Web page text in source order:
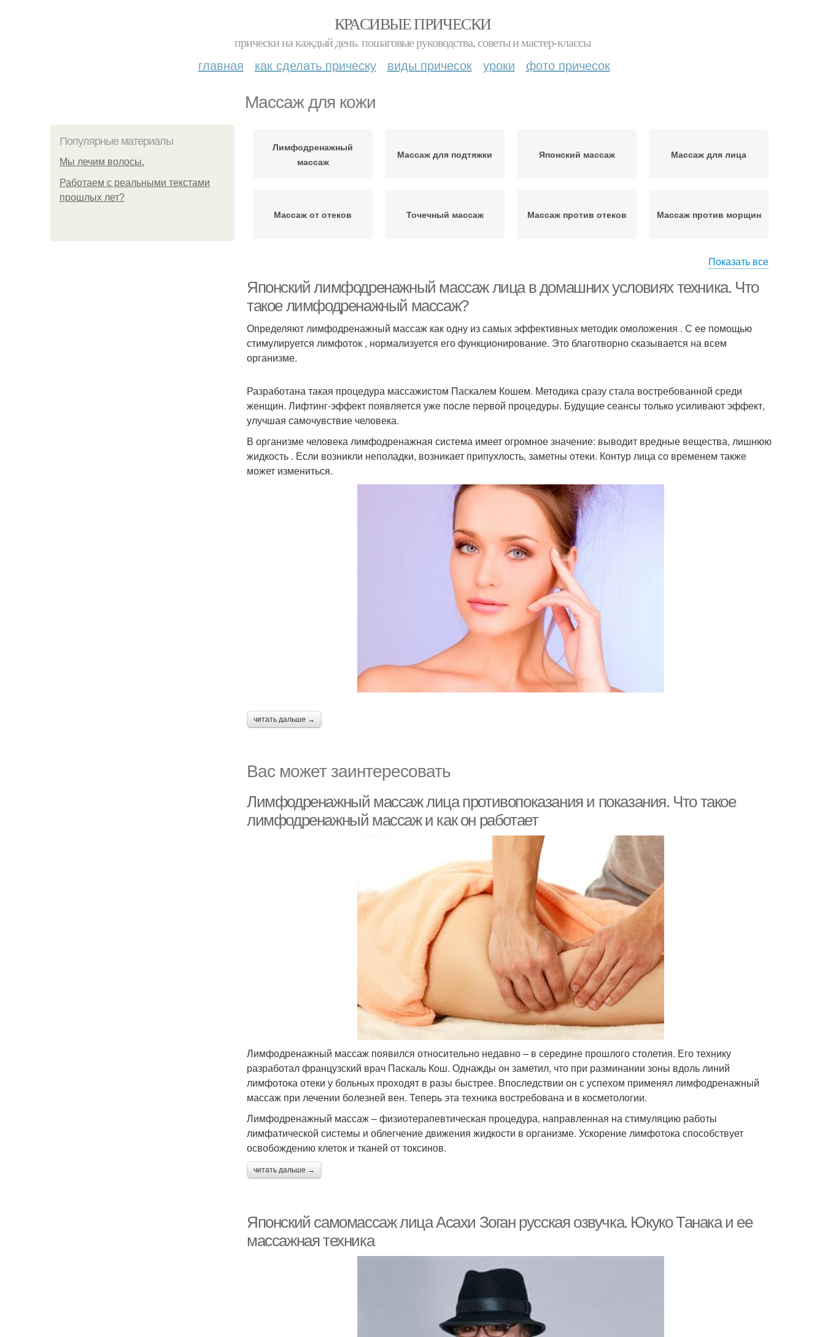
КРАСИВЫЕ ПРИЧЕСКИ
прически на каждый день. пошаговые руководства, советы и мастер-классы
главная как сделать прическу виды причесок уроки фото причесок
Массаж для кожи
Популярные материалы
Мы лечим волосы.
Работаем с реальными текстами
прошлых лет?
Лимфодренажный
массаж
Массаж для подтяжки Японский массаж Массаж для лица
Массаж от отеков Точечный массаж Массаж против отеков Массаж против морщин
Показать все
Японский лимфодренажный массаж лица в домашних условиях техника. Что
такое лимфодренажный массаж?
Определяют лимфодренажный массаж как одну из самых эффективных методик омоложения . С ее помощью
стимулируется лимфоток , нормализуется его функционирование. Это благотворно сказывается на всем
организме.
Разработана такая процедура массажистом Паскалем Кошем. Методика сразу стала востребованной среди
женщин. Лифтинг-эффект появляется уже после первой процедуры. Будущие сеансы только усиливают эффект,
улучшая самочувствие человека.
В организме человека лимфодренажная система имеет огромное значение: выводит вредные вещества, лишнюю
жидкость . Если возникли неполадки, возникает припухлость, заметны отеки. Контур лица со временем также
может измениться.
читать дальше →
Вас может заинтересовать
Лимфодренажный массаж лица противопоказания и показания. Что такое
лимфодренажный массаж и как он работает
Лимфодренажный массаж появился относительно недавно – в середине прошлого столетия. Его технику
разработал французский врач Паскаль Кош. Однажды он заметил, что при разминании зоны вдоль линий
лимфотока отеки у больных проходят в разы быстрее. Впоследствии он с успехом применял лимфодренажный
массаж при лечении болезней вен. Теперь эта техника востребована и в косметологии.
Лимфодренажный массаж – физиотерапевтическая процедура, направленная на стимуляцию работы
лимфатической системы и облегчение движения жидкости в организме. Ускорение лимфотока способствует
освобождению клеток и тканей от токсинов.
читать дальше →
Японский самомассаж лица Асахи Зоган русская озвучка. Юкуко Танака и ее
массажная техника